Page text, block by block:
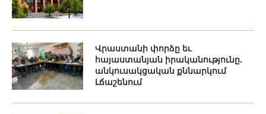
Վրաստանի փորձը եւ
հայաստանյան իրականությունը.
անկուսակցական քննարկում
Լճաշենում